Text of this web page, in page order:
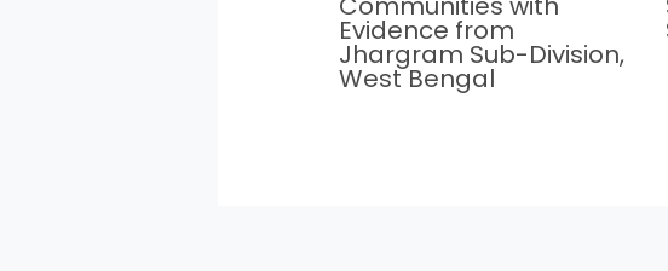
Evidence from
Jhargram Sub-Division,
West Bengal